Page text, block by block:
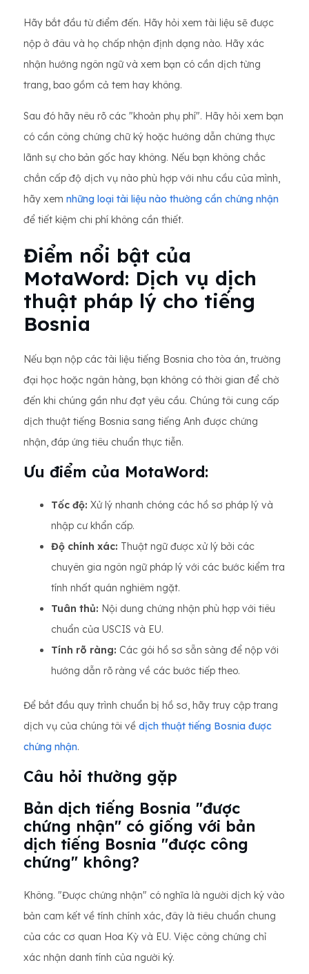
Hãy bắt đầu từ điểm đến. Hãy hỏi xem tài liệu sẽ được
nộp ở đâu và họ chấp nhận định dạng nào. Hãy xác
nhận hướng ngôn ngữ và xem bạn có cần dịch từng
trang, bao gồm cả tem hay không.
Sau đó hãy nêu rõ các "khoản phụ phí". Hãy hỏi xem bạn
có cần công chứng chữ ký hoặc hướng dẫn chứng thực
lãnh sự cho bản gốc hay không. Nếu bạn không chắc
chắn cấp độ dịch vụ nào phù hợp với nhu cầu của mình,
hãy xem những loại tài liệu nào thường cần chứng nhận
để tiết kiệm chi phí không cần thiết.
Điểm nổi bật của
MotaWord: Dịch vụ dịch
thuật pháp lý cho tiếng
Bosnia
Nếu bạn nộp các tài liệu tiếng Bosnia cho tòa án, trường
đại học hoặc ngân hàng, bạn không có thời gian để chờ
đến khi chúng gần như đạt yêu cầu. Chúng tôi cung cấp
dịch thuật tiếng Bosnia sang tiếng Anh được chứng
nhận, đáp ứng tiêu chuẩn thực tiễn.
Ưu điểm của MotaWord:
Tốc độ: Xử lý nhanh chóng các hồ sơ pháp lý và
nhập cư khẩn cấp.
Độ chính xác: Thuật ngữ được xử lý bởi các
chuyên gia ngôn ngữ pháp lý với các bước kiểm tra
tính nhất quán nghiêm ngặt.
Tuân thủ: Nội dung chứng nhận phù hợp với tiêu
chuẩn của USCIS và EU.
Tính rõ ràng: Các gói hồ sơ sẵn sàng để nộp với
hướng dẫn rõ ràng về các bước tiếp theo.
Để bắt đầu quy trình chuẩn bị hồ sơ, hãy truy cập trang
dịch vụ của chúng tôi về dịch thuật tiếng Bosnia được
chứng nhận.
Câu hỏi thường gặp
Bản dịch tiếng Bosnia "được
chứng nhận" có giống với bản
dịch tiếng Bosnia "được công
chứng" không?
Không. "Được chứng nhận" có nghĩa là người dịch ký vào
bản cam kết về tính chính xác, đây là tiêu chuẩn chung
của các cơ quan Hoa Kỳ và EU. Việc công chứng chỉ
xác nhận danh tính của người ký.